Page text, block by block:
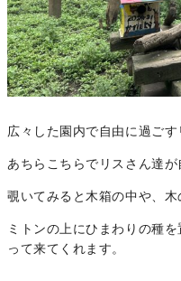
広々した園内で自由に過ごす
あちらこちらでリスさん達が
覗いてみると木箱の中や、木
ミトンの上にひまわりの種
って来てくれます。